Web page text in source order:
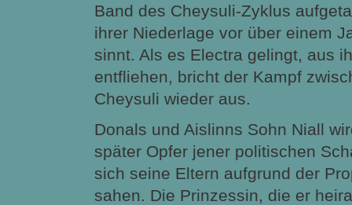
Band des Cheysuli-Zyklus
ihrer Niederlage vor über einem
sinnt. Als es Electra gelingt, aus
entfliehen, bricht der Kampf
Cheysuli wieder aus.
Donals und Aislinns Sohn Niall
später Opfer jener politischen
sich seine Eltern aufgrund der
sahen. Die Prinzessin, die er